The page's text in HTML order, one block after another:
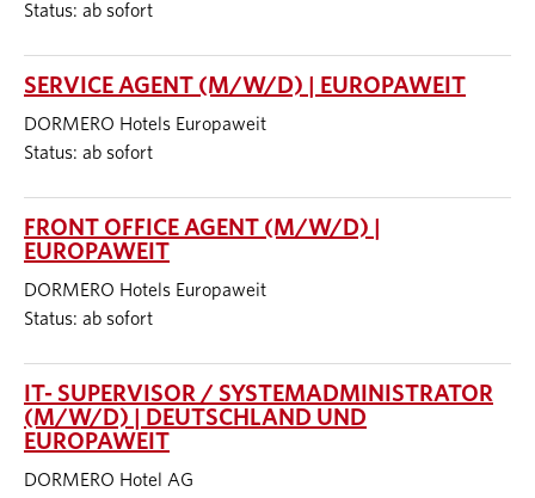
Status: ab sofort
SERVICE AGENT (M/W/D) | EUROPAWEIT
DORMERO Hotels Europaweit
Status: ab sofort
FRONT OFFICE AGENT (M/W/D) |
EUROPAWEIT
DORMERO Hotels Europaweit
Status: ab sofort
IT- SUPERVISOR / SYSTEMADMINISTRATOR
(M/W/D) | DEUTSCHLAND UND
EUROPAWEIT
DORMERO Hotel AG